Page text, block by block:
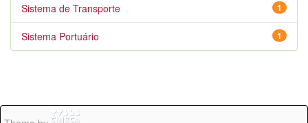
1
Sistema de Transporte
1
Sistema Portuário